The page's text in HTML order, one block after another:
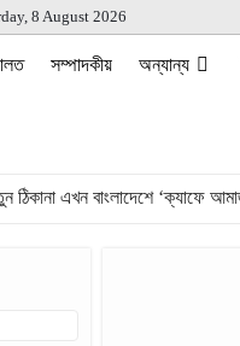
8 August 2026
সম্পাদকীয় অন্যান্য
এখন বাংলাদেশে ‘ক্যাফে আমাজন’